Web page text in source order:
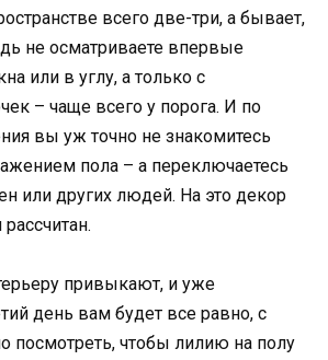
всего две-три, а бывает,
не осматриваете впервые
или в углу, а только с
– чаще всего у порога. И по
вы уж точно не знакомитесь
пола – а переключаетесь
или других людей. На это декор
привыкают, и уже
день вам будет все равно, с
посмотреть, чтобы лилию на полу